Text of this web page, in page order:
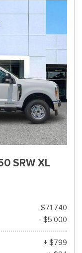
SRW XL
$71,740
- $5,000
+ $799